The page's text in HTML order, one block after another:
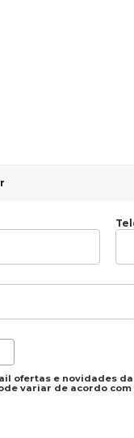
ofertas e novidades
variar de acordo